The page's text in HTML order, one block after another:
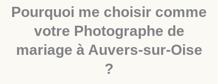
Pourquoi me choisir comme
votre Photographe de
mariage à Auvers-sur-Oise
?